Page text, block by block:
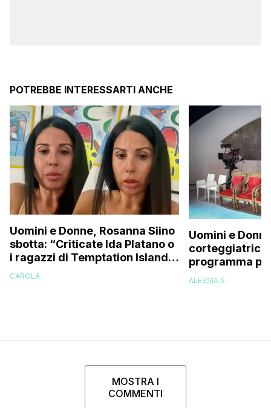
POTREBBE INTERESSARTI ANCHE
Uomini e Donne, Rosanna Siino
sbotta: “Criticate Ida Platano o
i ragazzi di Temptation Island
perché vi rode il cul* che…”
CAROLA
Uomini e
corteggiatrice:
programma
e mi
ALESSIA S.
MOSTRA I
COMMENTI